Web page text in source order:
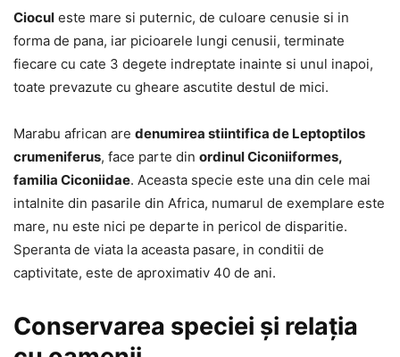
Ciocul este mare si puternic, de culoare cenusie si in
forma de pana, iar picioarele lungi cenusii, terminate
fiecare cu cate 3 degete indreptate inainte si unul inapoi,
toate prevazute cu gheare ascutite destul de mici.
Marabu african are denumirea stiintifica de Leptoptilos
crumeniferus, face parte din ordinul Ciconiiformes,
familia Ciconiidae. Aceasta specie este una din cele mai
intalnite din pasarile din Africa, numarul de exemplare este
mare, nu este nici pe departe in pericol de disparitie.
Speranta de viata la aceasta pasare, in conditii de
captivitate, este de aproximativ 40 de ani.
Conservarea speciei și relația